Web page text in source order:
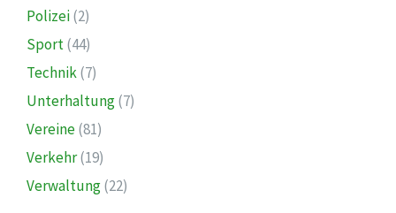
Polizei(2)
Sport(44)
Technik(7)
Unterhaltung(7)
Vereine(81)
Verkehr(19)
Verwaltung(22)